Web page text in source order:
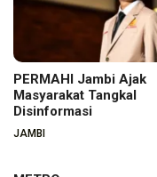
PERMAHI Jambi Ajak
Masyarakat Tangkal
Disinformasi
JAMBI